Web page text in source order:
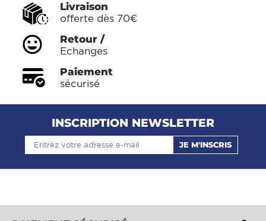
Livraison
offerte dès 70€
Retour /
Echanges
Paiement
sécurisé
INSCRIPTION NEWSLETTER
JE M'INSCRIS